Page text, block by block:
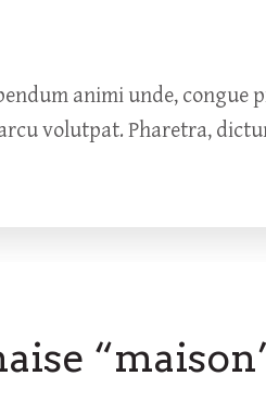
animi unde,
volutpat. Pharetra,